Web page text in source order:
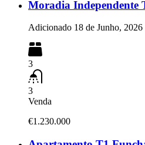
Moradia Independente
Adicionado 18 de Junho, 2026
3
3
Venda
€1.230.000